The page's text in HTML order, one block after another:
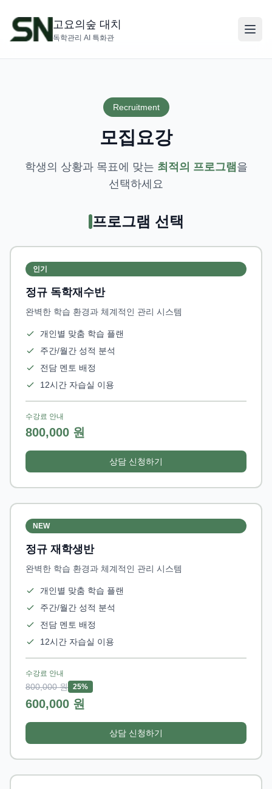
고요의숲 대치
독학관리 AI 특화관
Recruitment
모집요강
학생의 상황과 목표에 맞는 최적의 프로그램 을
선택하세요
프로그램 선택
인기
정규 독학재수반
완벽한 학습 환경과 체계적인 관리 시스템
개인별 맞춤 학습 플랜
주간/월간 성적 분석
전담 멘토 배정
12시간 자습실 이용
수강료 안내
800,000 원
상담 신청하기
NEW
정규 재학생반
완벽한 학습 환경과 체계적인 관리 시스템
개인별 맞춤 학습 플랜
주간/월간 성적 분석
전담 멘토 배정
12시간 자습실 이용
수강료 안내
800,000 원 25%
600,000 원
상담 신청하기